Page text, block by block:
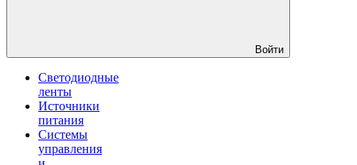
Войти
Светодиодные
ленты
Источники
питания
Системы
управления